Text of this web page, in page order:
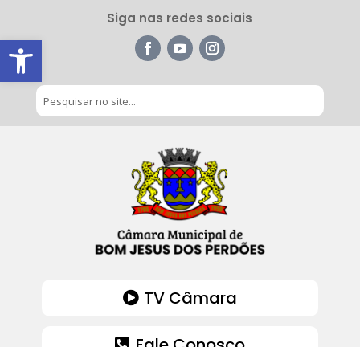
Barra de Ferramentas Aberta
Siga nas redes sociais
TV Câmara